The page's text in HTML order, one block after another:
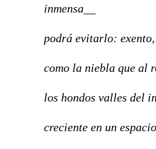
inmensa__
podrá evitarlo:
como la niebla que al
los hondos valles del
creciente en un